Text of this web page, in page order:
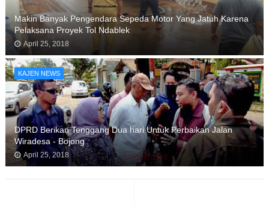
Makin Banyak Pengendara Sepeda Motor Yang Jatuh Karena
Pelaksana Proyek Tol Ndablek
April 25, 2018
KAJEN NEWS
DPRD Berikan Tenggang Dua hari Untuk Perbaikan Jalan
Wiradesa - Bojong
April 25, 2018